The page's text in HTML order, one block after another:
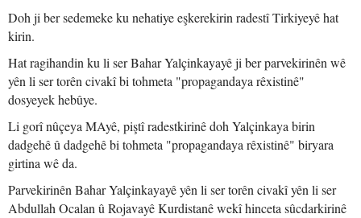
Doh ji ber sedemeke ku nehatiye eşkerekirin radestî Tirkiyeyê hat
kirin.
Hat ragihandin ku li ser Bahar Yalçinkayayê ji ber parvekirinên wê
yên li ser torên civakî bi tohmeta "propagandaya rêxistinê"
dosyeyek hebûye.
Li gorî nûçeya MAyê, piştî radestkirinê doh Yalçinkaya birin
dadgehê û dadgehê bi tohmeta "propagandaya rêxistinê" biryara
girtina wê da.
Parvekirinên Bahar Yalçinkayayê yên li ser torên civakî yên li ser
Abdullah Ocalan û Rojavayê Kurdistanê wekî hinceta sûcdarkirinê